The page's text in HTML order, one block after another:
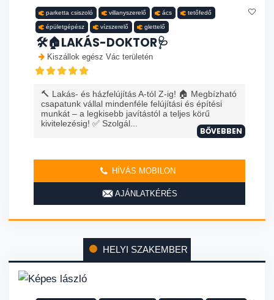
parketta csiszoló villanyszerelő ács tetőfedő
épületgépész vízszerelő glettelő
🛠️🏠LAKÁS-DOKTOR🩺
Kiszállok egész Vác területén
🔨 Lakás- és házfelújítás A-tól Z-ig! 🏠 Megbízható
csapatunk vállal mindenféle felújítási és építési
munkát – a legkisebb javítástól a teljes körű
kivitelezésig! ✅ Szolgál...
BŐVEBBEN
HÍVÁS MOBILON
AJÁNLATKÉRÉS
HELYI SZAKEMBER